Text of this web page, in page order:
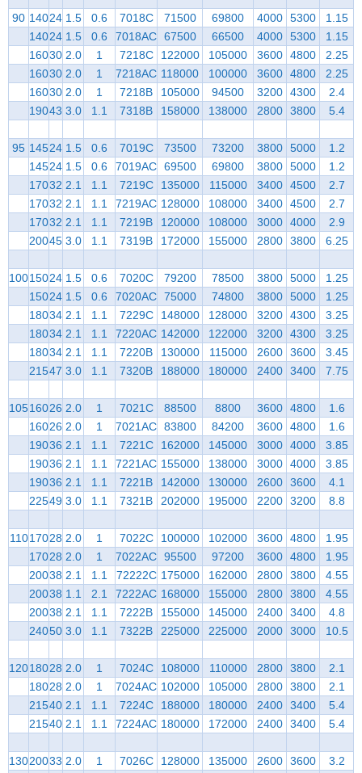
90 14024 1.5 0.6 7018C 71500 69800 4000 5300
1.15
14024 1.5 0.6 7018AC 67500 66500 4000 5300
1.15
16030 2.0 1 7218C 122000 105000 3600 4800
2.25
16030 2.0 1 7218AC 118000 100000 3600 4800
2.25
16030 2.0 1 7218B 105000 94500 3200 4300
2.4
19043 3.0 1.1 7318B 158000 138000 2800 3800 5.4
95 14524 1.5 0.6 7019C 73500 73200 3800 5000
1.2
14524 1.5 0.6 7019AC 69500 69800 3800 5000
1.2
17032 2.1 1.1 7219C 135000 115000 3400 4500
2.7
17032 2.1 1.1 7219AC 128000 108000 3400 4500
2.7
17032 2.1 1.1 7219B 120000 108000 3000 4000
2.9
20045 3.0 1.1 7319B 172000 155000 2800 3800 6.25
10015024 1.5 0.6 7020C 79200 78500 3800 5000
1.25
15024 1.5 0.6 7020AC 75000 74800 3800 5000
1.25
18034 2.1 1.1 7229C 148000 128000 3200 4300
3.25
18034 2.1 1.1 7220AC 142000 122000 3200 4300
3.25
18034 2.1 1.1 7220B 130000 115000 2600 3600
3.45
21547 3.0 1.1 7320B 188000 180000 2400 3400 7.75
10516026 2.0 1 7021C 88500 8800 3600 4800
1.6
16026 2.0 1 7021AC 83800 84200 3600 4800
1.6
19036 2.1 1.1 7221C 162000 145000 3000 4000
3.85
19036 2.1 1.1 7221AC 155000 138000 3000 4000
3.85
19036 2.1 1.1 7221B 142000 130000 2600 3600
4.1
22549 3.0 1.1 7321B 202000 195000 2200 3200 8.8
11017028 2.0 1 7022C 100000 102000 3600 4800
1.95
17028 2.0 1 7022AC 95500 97200 3600 4800
1.95
20038 2.1 1.1 72222C 175000 162000 2800 3800
4.55
20038 1.1 2.1 7222AC 168000 155000 2800 3800
4.55
20038 2.1 1.1 7222B 155000 145000 2400 3400
4.8
24050 3.0 1.1 7322B 225000 225000 2000 3000 10.5
12018028 2.0 1 7024C 108000 110000 2800 3800
2.1
18028 2.0 1 7024AC 102000 105000 2800 3800
2.1
21540 2.1 1.1 7224C 188000 180000 2400 3400
5.4
21540 2.1 1.1 7224AC 180000 172000 2400 3400 5.4
13020033 2.0 1 7026C 128000 135000 2600 3600
3.2